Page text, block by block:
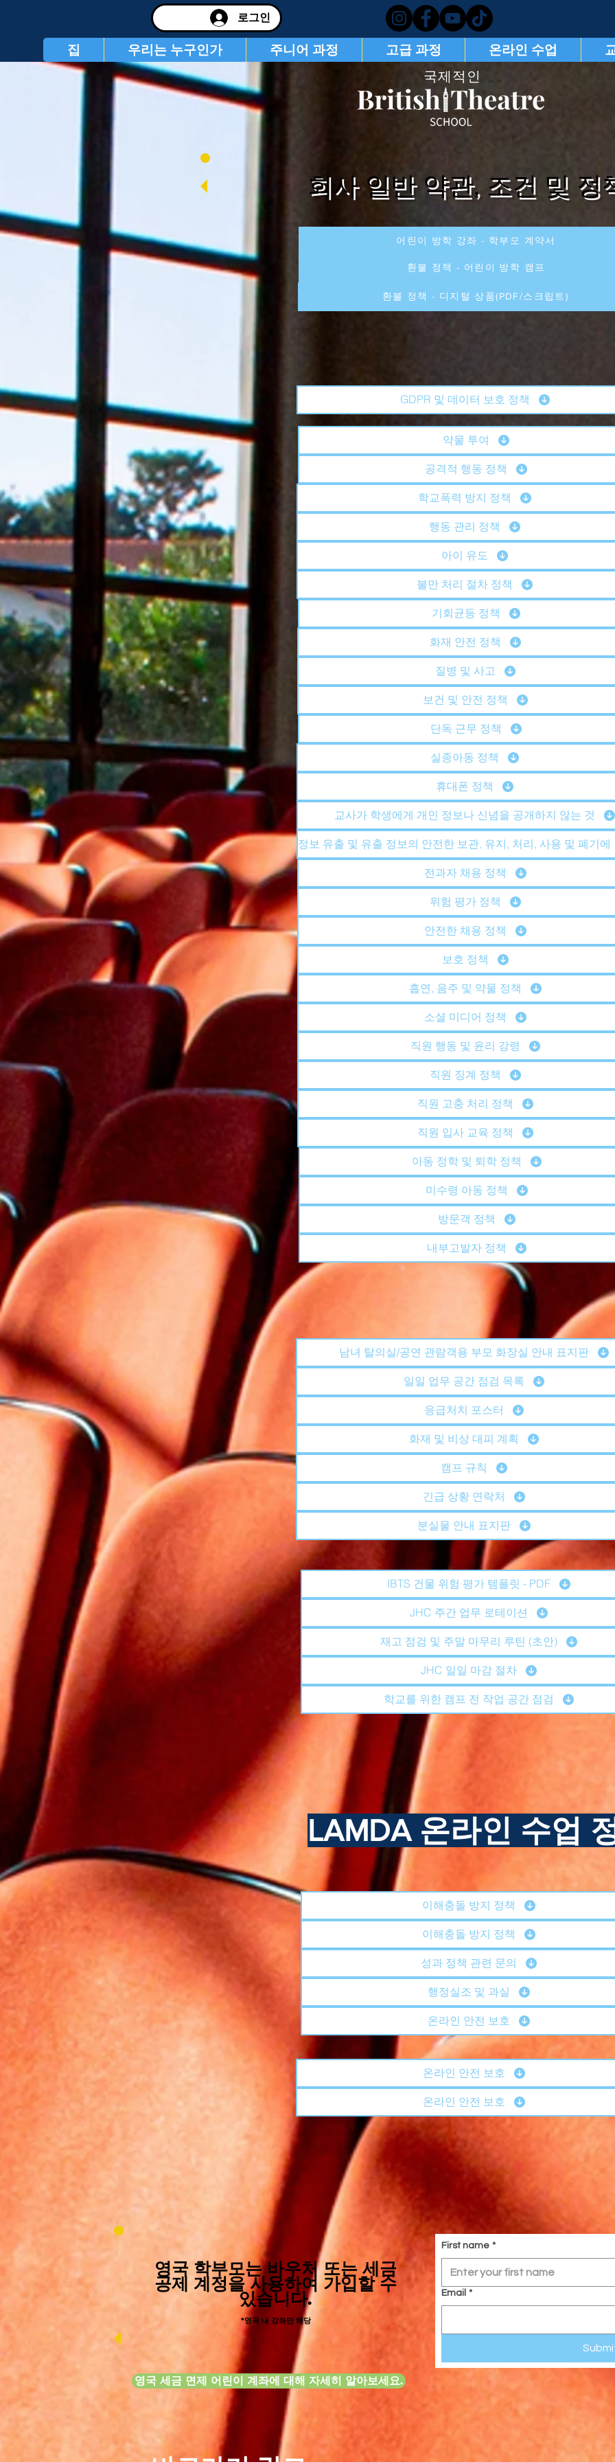
로그인
집 우리는 누구인가 주니어 과정 고급 과정 온라인 수업
국제적인
회사 일반 약관, 조건 및 정
어린이 방학 강좌 - 학부모 계약서
환불 정책 - 어린이 방학 캠프
환불 정책 - 디지털 상품(PDF/스크립트)
GDPR 및 데이터 보호 정책
약물 투여
공격적 행동 정책
학교폭력 방지 정책
행동 관리 정책
아이 유도
불만 처리 절차 정책
기회균등 정책
화재 안전 정책
질병 및 사고
보건 및 안전 정책
단독 근무 정책
실종아동 정책
휴대폰 정책
교사가 학생에게 개인 정보나 신념을 공개하지 않는 것
전과자 채용 정책
위험 평가 정책
안전한 채용 정책
보호 정책
흡연, 음주 및 약물 정책
소셜 미디어 정책
직원 행동 및 윤리 강령
직원 징계 정책
직원 고충 처리 정책
직원 입사 교육 정책
아동 정학 및 퇴학 정책
미수령 아동 정책
방문객 정책
내부고발자 정책
남녀 탈의실/공연 관람객용 부모 화장실 안내 표지판
일일 업무 공간 점검 목록
응급처치 포스터
화재 및 비상 대피 계획
캠프 규칙
긴급 상황 연락처
분실물 안내 표지판
IBTS 건물 위험 평가 템플릿 - PDF
JHC 주간 업무 로테이션
재고 점검 및 주말 마무리 루틴 (초안)
JHC 일일 마감 절차
학교를 위한 캠프 전 작업 공간 점검
LAMDA 온라인 수업
이해충돌 방지 정책
이해충돌 방지 정책
성과 정책 관련 문의
행정실조 및 과실
온라인 안전 보호
온라인 안전 보호
온라인 안전 보호
영국 학부모는 바우처 또는 세금
공제 계정을 사용하여 가입할 수
있습니다.
*영국 내 강좌만 해당
First name *
Email *
영국 세금 면제 어린이 계좌에 대해 자세히 알아보세요.